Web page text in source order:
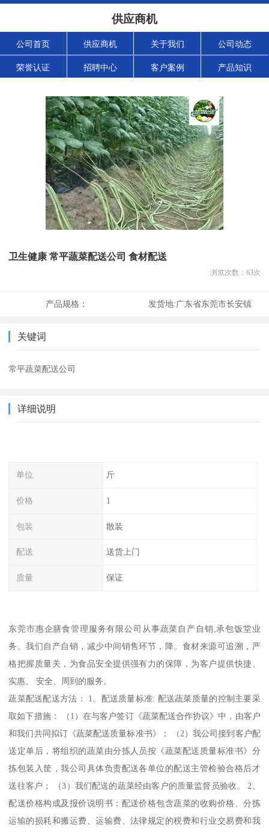
供应商机
公司首页 供应商机 关于我们 公司动态
荣誉认证 招聘中心 客户案例 产品知识
卫生健康 常平蔬菜配送公司 食材配送
浏览次数： 63次
产品规格： 发货地:广东省东莞市长安镇
关键词
常平蔬菜配送公司
详细说明
单位 斤
价格 1
包装 散装
配送 送货上门
质量 保证
东莞市惠企膳食管理服务有限公司从事蔬菜自产自销,承包饭堂业
务。我们自产自销，减少中间销售环节，降。食材来源可追溯，严
格把握质量关，为食品安全提供强有力的保障，为客户提供快捷、
实惠、 安全、周到的服务。
蔬菜配送配送方法： 1、配送质量标准: 配送蔬菜质量的控制主要采
取如下措施： （1）在与客户签订《蔬菜配送合作协议》中，由客户
和我们共同拟订《蔬菜配送质量标准书》； （2）我公司接到客户配
送定单后，将组织的蔬菜由分拣人员按《蔬菜配送质量标准书》分
拣包装入筐，我公司具体负责配送各单位的配送主管检验合格后才
送往客户； （3）我们配送的蔬菜经由客户的质量监督员验收。 2、
配送价格构成及报价说明书：配送价格包含蔬菜的收购价格、分拣
运输的损耗和搬运费、运输费、法律规定的税费和行业交易费和我